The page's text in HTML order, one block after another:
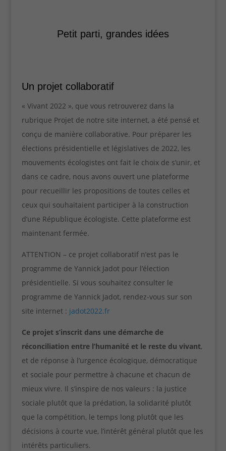
Petit parti, grandes idées
Un projet collaboratif
« Vivant 2022 », que vous retrouverez dans la
rubrique Projet de notre site internet, a été pensé et
conçu de manière collaborative. Pour préparer les
élections présidentielle et législatives de 2022, les
mouvements écologistes ont fait le choix de s’unir, et
dans ce cadre, nous avons ouvert une plateforme
pour recueillir les propositions de toutes celles et
ceux qui souhaitaient participer à la construction
d’une République écologiste. Cette plateforme est
maintenant fermée.
ATTENTION – ce projet collaboratif n’est pas le
programme de Yannick Jadot pour l’élection
présidentielle. Si vous souhaitez consulter le
programme de Yannick Jadot, rendez-vous sur son
site internet : jadot2022.fr
Ce projet s’inscrit dans une démarche de
réconciliation entre l’humanité et le reste du vivant,
et de réponse à l’urgence écologique, démocratique
et sociale pour permettre à chacune et chacun de
mieux vivre. Il s’inspire de nos valeurs : la justice
sociale plutôt que la prédation, la solidarité plutôt
que la compétition, le temps long plutôt que les
décisions à courte vue, l’intérêt général plutôt que les
intérêts particuliers.